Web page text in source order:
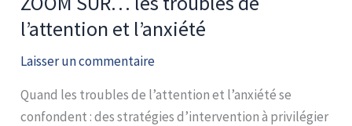
l’attention et l’anxiété
Laisser un commentaire
Quand les troubles de l’attention et l’anxiété se
confondent : des stratégies d’intervention à privilégier